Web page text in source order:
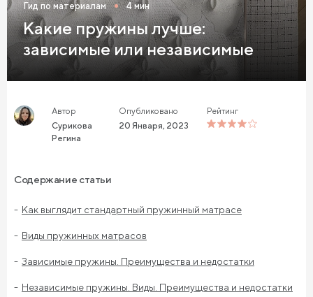
Гид по материалам 4 мин
Какие пружины лучше:
зависимые или независимые
Автор
Сурикова
Регина
Опубликовано
20 Января, 2023
Рейтинг
Содержание статьи
Как выглядит стандартный пружинный матрасе
Виды пружинных матрасов
Зависимые пружины. Преимущества и недостатки
Независимые пружины. Виды. Преимущества и недостатки